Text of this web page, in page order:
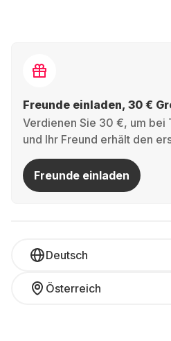
Freunde einladen, 30 €
Verdienen Sie 30 €, um bei
und Ihr Freund erhält den
Freunde einladen
Deutsch
Österreich